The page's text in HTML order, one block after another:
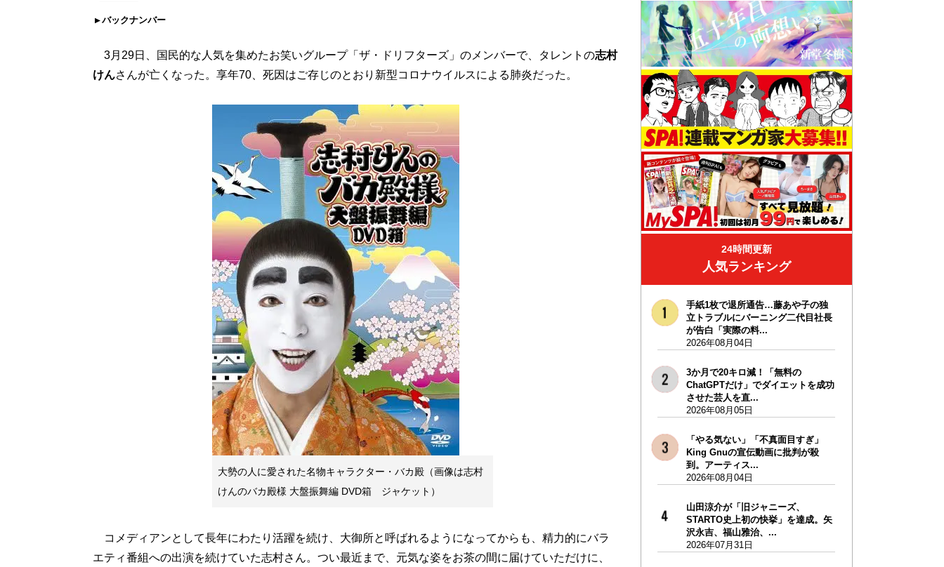
バックナンバー
3月29日、国民的な人気を集めたお笑いグループ「ザ・ドリフターズ」のメンバーで、タレントの志村
けんさんが亡くなった。享年70、死因はご存じのとおり新型コロナウイルスによる肺炎だった。
大勢の人に愛された名物キャラクター・バカ殿（画像は志村
けんのバカ殿様 大盤振舞編 DVD箱 ジャケット）
コメディアンとして長年にわたり活躍を続け、大御所と呼ばれるようになってからも、精力的にバラ
エティ番組への出演を続けていた志村さん。つい最近まで、元気な姿をお茶の間に届けていただけに、
24時間更新
人気ランキング
手紙1枚で退所通告…藤あや子の独
立トラブルにバーニング二代目社長
が告白「実際の料...
2026年08月04日
3か月で20キロ減！「無料の
ChatGPTだけ」でダイエットを成功
させた芸人を直...
2026年08月05日
「やる気ない」「不真面目すぎ」
King Gnuの宣伝動画に批判が殺
到。アーティス...
2026年08月04日
山田涼介が「旧ジャニーズ、
STARTO史上初の快挙」を達成。矢
沢永吉、福山雅治、...
2026年07月31日